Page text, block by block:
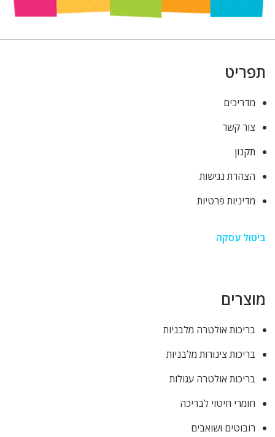
תפריט
מדריכים
צור קשר
תקנון
הצהרת נגישות
מדיניות פרטיות
ביטול עסקה
מוצרים
בריכות אולטרה מלבניות
בריכות צינורות מלבניות
בריכות אולטרה עגולות
חומרי חיטוי לבריכה
רובוטים ושואבים